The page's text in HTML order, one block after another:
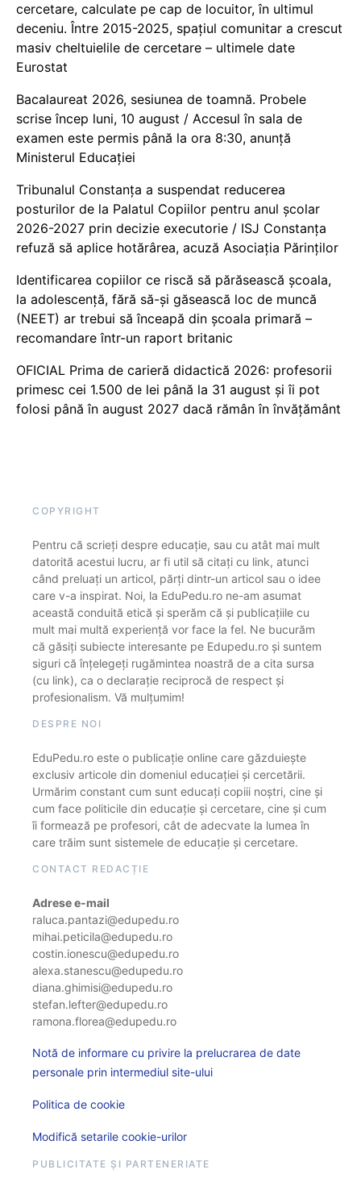
cercetare, calculate pe cap de locuitor, în ultimul
deceniu. Între 2015-2025, spațiul comunitar a crescut
masiv cheltuielile de cercetare – ultimele date
Eurostat
Bacalaureat 2026, sesiunea de toamnă. Probele
scrise încep luni, 10 august / Accesul în sala de
examen este permis până la ora 8:30, anunță
Ministerul Educației
Tribunalul Constanța a suspendat reducerea
posturilor de la Palatul Copiilor pentru anul școlar
2026-2027 prin decizie executorie / ISJ Constanța
refuză să aplice hotărârea, acuză Asociația Părinților
Identificarea copiilor ce riscă să părăsească școala,
la adolescență, fără să-și găsească loc de muncă
(NEET) ar trebui să înceapă din școala primară –
recomandare într-un raport britanic
OFICIAL Prima de carieră didactică 2026: profesorii
primesc cei 1.500 de lei până la 31 august și îi pot
folosi până în august 2027 dacă rămân în învățământ
COPYRIGHT
Pentru că scrieți despre educație, sau cu atât mai mult
datorită acestui lucru, ar fi util să citați cu link, atunci
când preluați un articol, părți dintr-un articol sau o idee
care v-a inspirat. Noi, la EduPedu.ro ne-am asumat
această conduită etică și sperăm că și publicațiile cu
mult mai multă experiență vor face la fel. Ne bucurăm
că găsiți subiecte interesante pe Edupedu.ro și suntem
siguri că înțelegeți rugămintea noastră de a cita sursa
(cu link), ca o declarație reciprocă de respect și
profesionalism. Vă mulțumim!
DESPRE NOI
EduPedu.ro este o publicație online care găzduiește
exclusiv articole din domeniul educației și cercetării.
Urmărim constant cum sunt educați copiii noștri, cine și
cum face politicile din educație și cercetare, cine și cum
îi formează pe profesori, cât de adecvate la lumea în
care trăim sunt sistemele de educație și cercetare.
CONTACT REDACȚIE
Adrese e-mail
raluca.pantazi@edupedu.ro
mihai.peticila@edupedu.ro
costin.ionescu@edupedu.ro
alexa.stanescu@edupedu.ro
diana.ghimisi@edupedu.ro
stefan.lefter@edupedu.ro
ramona.florea@edupedu.ro
Notă de informare cu privire la prelucrarea de date
personale prin intermediul site-ului
Politica de cookie
Modifică setarile cookie-urilor
PUBLICITATE ȘI PARTENERIATE